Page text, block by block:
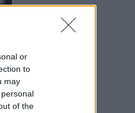
or
to
may
of the